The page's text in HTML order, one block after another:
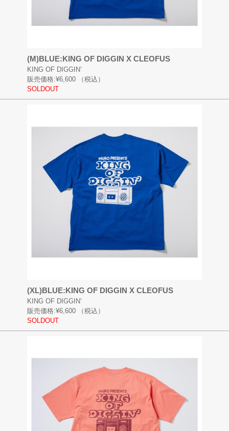
(M)BLUE:KING OF DIGGIN X CLEOFUS
KING OF DIGGIN’
販売価格:¥6,600
（税込）
SOLDOUT
(XL)BLUE:KING OF DIGGIN X CLEOFUS
KING OF DIGGIN’
販売価格:¥6,600
（税込）
SOLDOUT